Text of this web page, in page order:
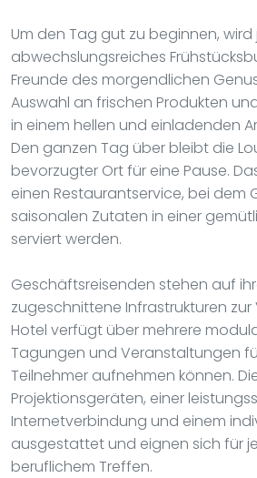
Um den Tag gut zu beginnen,
abwechslungsreiches
Freunde des morgendlichen
Auswahl an frischen Produkten
in einem hellen und einladenden
Den ganzen Tag über bleibt die
bevorzugter Ort für eine Pause.
einen Restaurantservice, bei dem
saisonalen Zutaten in einer
serviert werden.
Geschäftsreisenden stehen auf
zugeschnittene Infrastrukturen zur
Hotel verfügt über mehrere
Tagungen und Veranstaltungen
Teilnehmer aufnehmen können.
Projektionsgeräten, einer
Internetverbindung und einem
ausgestattet und eignen sich für
beruflichem Treffen.